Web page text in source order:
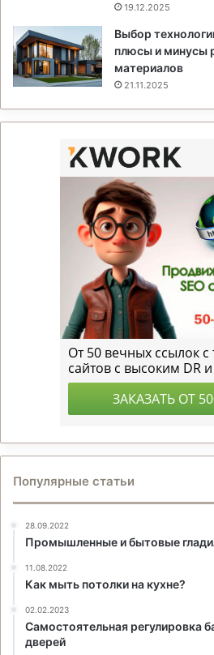
19.12.2025
Выбор
плюсы и минусы
материалов
21.11.2025
Популярные статьи
28.09.2022
Промышленные и бытовые
11.08.2022
Как мыть потолки на кухне?
02.02.2023
Самостоятельная регулировка
дверей